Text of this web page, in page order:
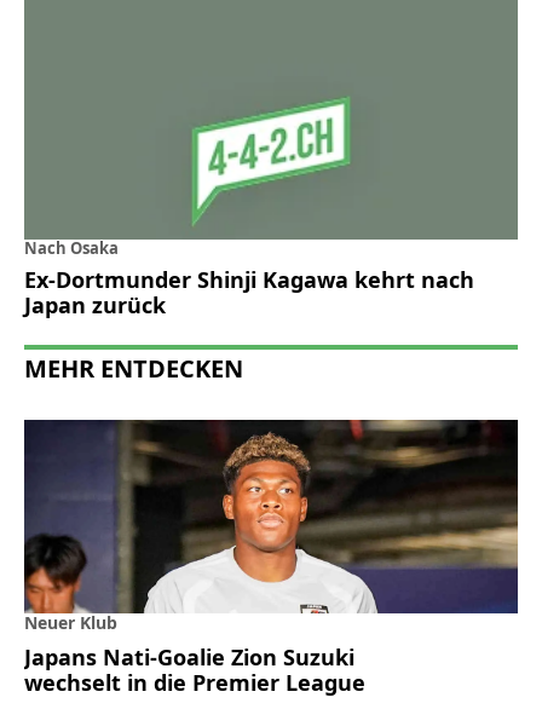
Nach Osaka
Ex-Dortmunder Shinji Kagawa kehrt nach
Japan zurück
MEHR ENTDECKEN
Neuer Klub
Japans Nati-Goalie Zion Suzuki
wechselt in die Premier League